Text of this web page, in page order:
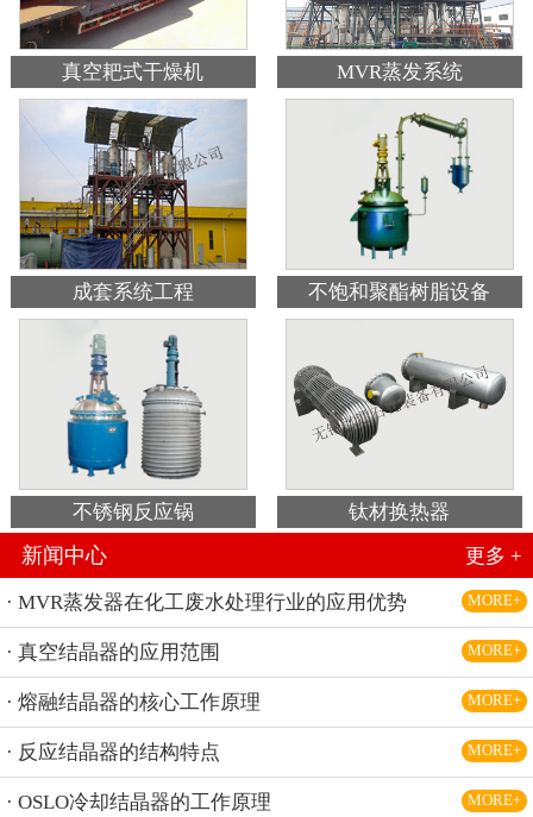
真空耙式干燥机 MVR蒸发系统
成套系统工程 不饱和聚酯树脂设备
不锈钢反应锅 钛材换热器
新闻中心 更多 +
· MVR蒸发器在化工废水处理行业的应用优势 MORE+
· 真空结晶器的应用范围 MORE+
· 熔融结晶器的核心工作原理 MORE+
· 反应结晶器的结构特点 MORE+
· OSLO冷却结晶器的工作原理 MORE+